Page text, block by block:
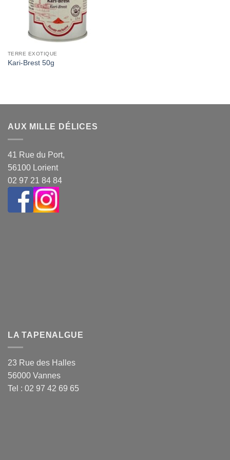
TERRE EXOTIQUE
Kari-Brest 50g
AUX MILLE DÉLICES
41 Rue du Port,
56100 Lorient
02 97 21 84 84
LA TAPENALGUE
23 Rue des Halles
56000 Vannes
Tel : 02 97 42 69 65